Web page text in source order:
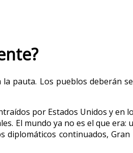
pauta. Los pueblos deberán
por Estados Unidos y en
El mundo ya no es el que
continuados,